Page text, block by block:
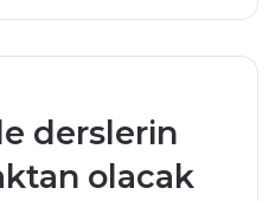
derslerin
olacak